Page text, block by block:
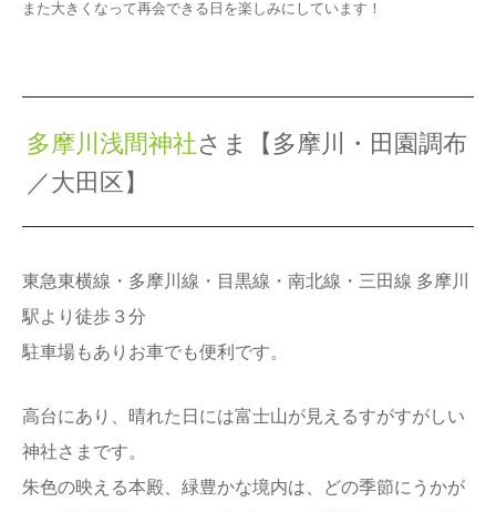
また大きくなって再会できる日を楽しみにしています！
多摩川浅間神社さま【多摩川・田園調布
／大田区】
東急東横線・多摩川線・目黒線・南北線・三田線 多摩川
駅より徒歩３分
駐車場もありお車でも便利です。
高台にあり、晴れた日には富士山が見えるすがすがしい
神社さまです。
朱色の映える本殿、緑豊かな境内は、どの季節にうかが